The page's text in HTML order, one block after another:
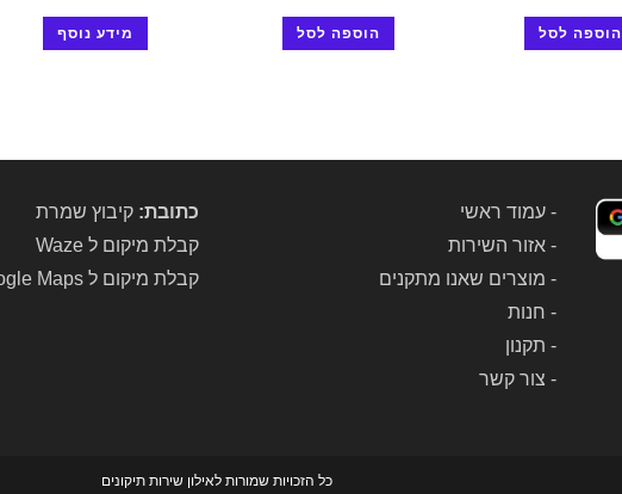
הוספה לסל הוספה לסל מידע נוסף
- עמוד ראשי
- אזור השירות
- מוצרים שאנו מתקנים
- חנות
- תקנון
- צור קשר
כתובת: קיבוץ שמרת
קבלת מיקום ל Waze
קבלת מיקום ל Google Maps
כל הזכויות שמורות לאילון שירות תיקונים